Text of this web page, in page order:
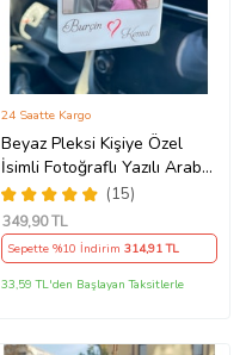
Beyaz Pleksi Kişiye Özel
İsimli Fotoğraflı Yazılı Araba
Hediyesi Araba Süsü Dikiz
Aynası Süsü - Çift Taraflı
(15)
24 Saatte Kargo
349,90 TL
Sepette %10 İndirim314,91 TL
33,59 TL'den Başlayan Taksitlerle